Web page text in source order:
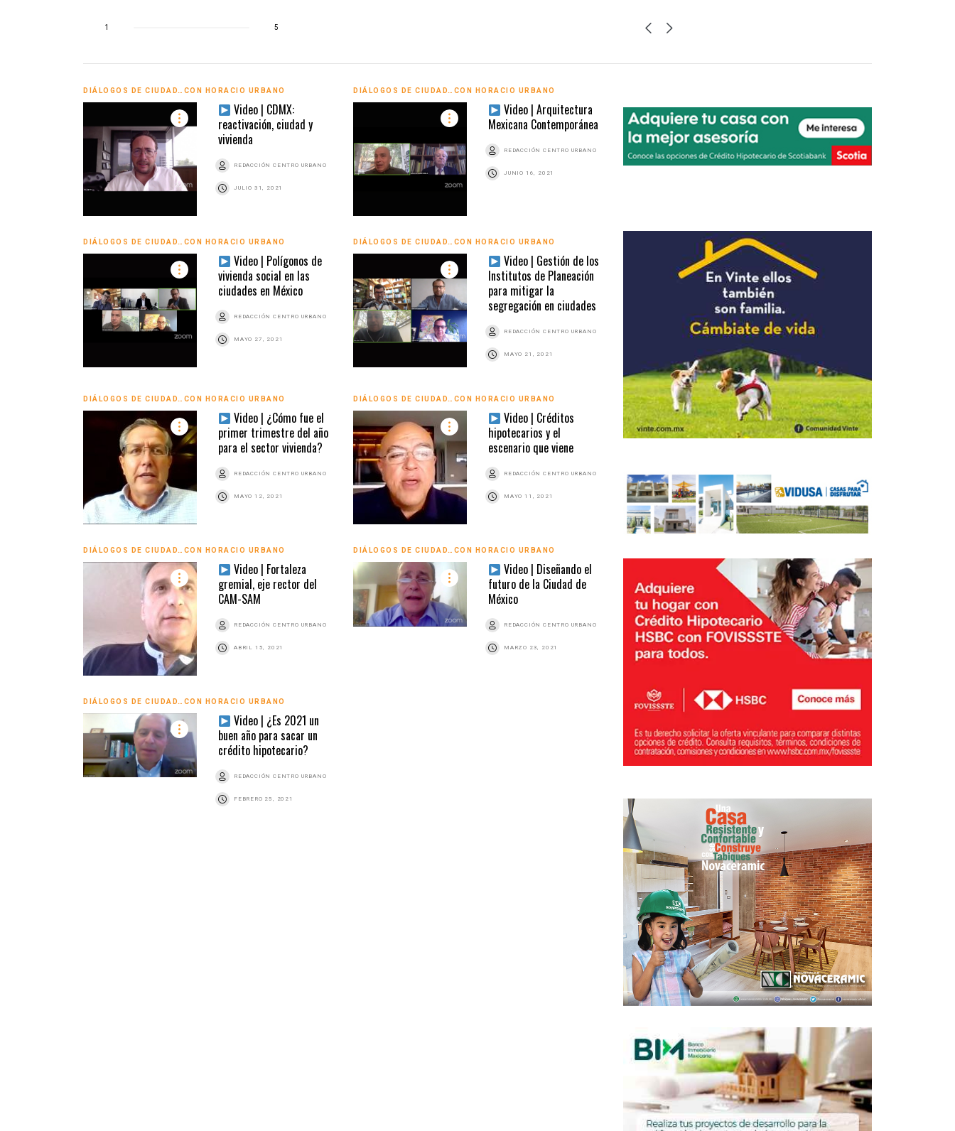
1 5
DIÁLOGOS DE CIUDAD…CON HORACIO URBANO
Video | CDMX:
reactivación, ciudad y
vivienda
REDACCIÓN CENTRO URBANO
JULIO 31, 2021
DIÁLOGOS DE CIUDAD…CON HORACIO URBANO
Video | Arquitectura
Mexicana Contemporánea
REDACCIÓN CENTRO URBANO
JUNIO 16, 2021
DIÁLOGOS DE CIUDAD…CON HORACIO URBANO
Video | Polígonos de
vivienda social en las
ciudades en México
REDACCIÓN CENTRO URBANO
MAYO 27, 2021
DIÁLOGOS DE CIUDAD…CON HORACIO URBANO
Video | Gestión de los
Institutos de Planeación
para mitigar la
segregación en ciudades
REDACCIÓN CENTRO URBANO
MAYO 21, 2021
DIÁLOGOS DE CIUDAD…CON HORACIO URBANO
Video | ¿Cómo fue el
primer trimestre del año
para el sector vivienda?
REDACCIÓN CENTRO URBANO
MAYO 12, 2021
DIÁLOGOS DE CIUDAD…CON HORACIO URBANO
Video | Créditos
hipotecarios y el
escenario que viene
REDACCIÓN CENTRO URBANO
MAYO 11, 2021
DIÁLOGOS DE CIUDAD…CON HORACIO URBANO
Video | Fortaleza
gremial, eje rector del
CAM-SAM
REDACCIÓN CENTRO URBANO
ABRIL 15, 2021
DIÁLOGOS DE CIUDAD…CON HORACIO URBANO
Video | Diseñando el
futuro de la Ciudad de
México
REDACCIÓN CENTRO URBANO
MARZO 23, 2021
DIÁLOGOS DE CIUDAD…CON HORACIO URBANO
Video | ¿Es 2021 un
buen año para sacar un
crédito hipotecario?
REDACCIÓN CENTRO URBANO
FEBRERO 25, 2021